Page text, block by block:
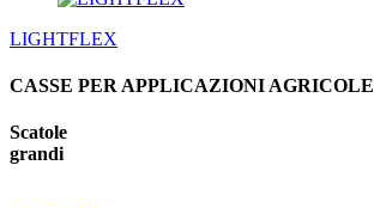
LIGHTFLEX
CASSE PER APPLICAZIONI AGRICOLE
Scatole
grandi